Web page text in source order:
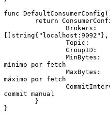
func DefaultConsumerConfig
	return
string{ "localhost:9092" },
mínimo por fetch
máximo por fetch
commit manual
	}
}